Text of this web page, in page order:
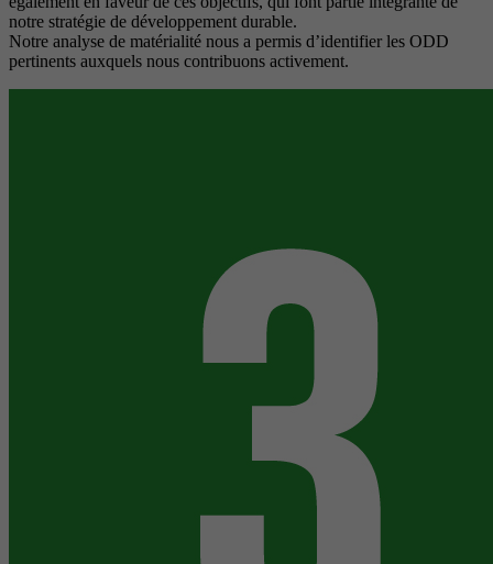
notre stratégie de développement durable.
Notre analyse de matérialité nous a permis d’identifier les ODD
pertinents auxquels nous contribuons activement.